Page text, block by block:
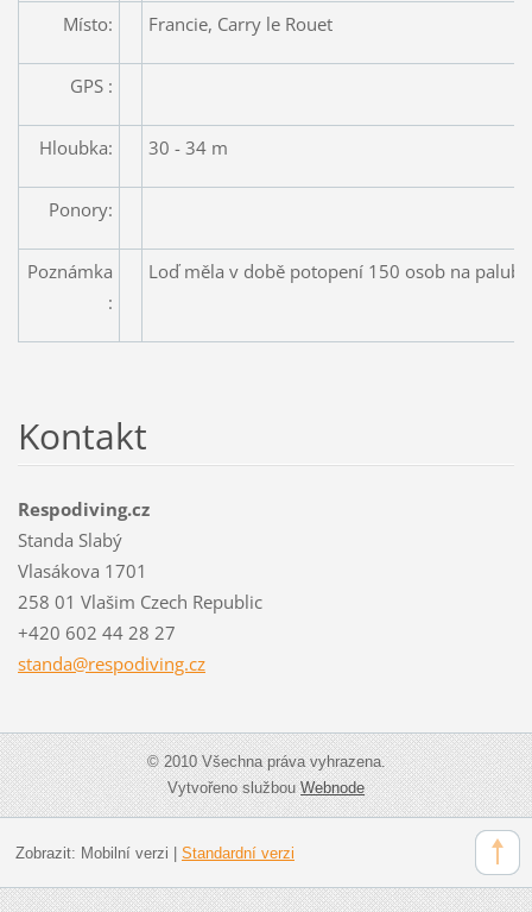
Místo: Francie, Carry le Rouet
GPS :
Hloubka: 30 - 34 m
Ponory:
Poznámka
:
Loď měla v době potopení 150 osob na palubě
Kontakt
Respodiving.cz
Standa Slabý
Vlasákova 1701
258 01 Vlašim Czech Republic
+420 602 44 28 27
standa@respodiving.cz
© 2010 Všechna práva vyhrazena.
Vytvořeno službouWebnode
Zobrazit: Mobilní verzi Standardní verzi